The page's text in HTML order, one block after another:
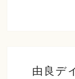
由良デ